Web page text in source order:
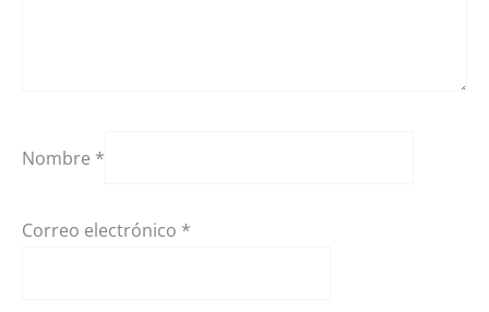
Nombre *
Correo electrónico *